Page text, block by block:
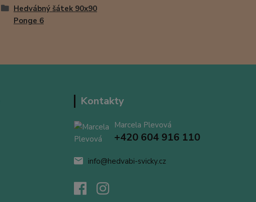
Hedvábný šátek 90x90
Ponge 6
Kontakty
Marcela Plevová
+420 604 916 110
info@hedvabi-svicky.cz